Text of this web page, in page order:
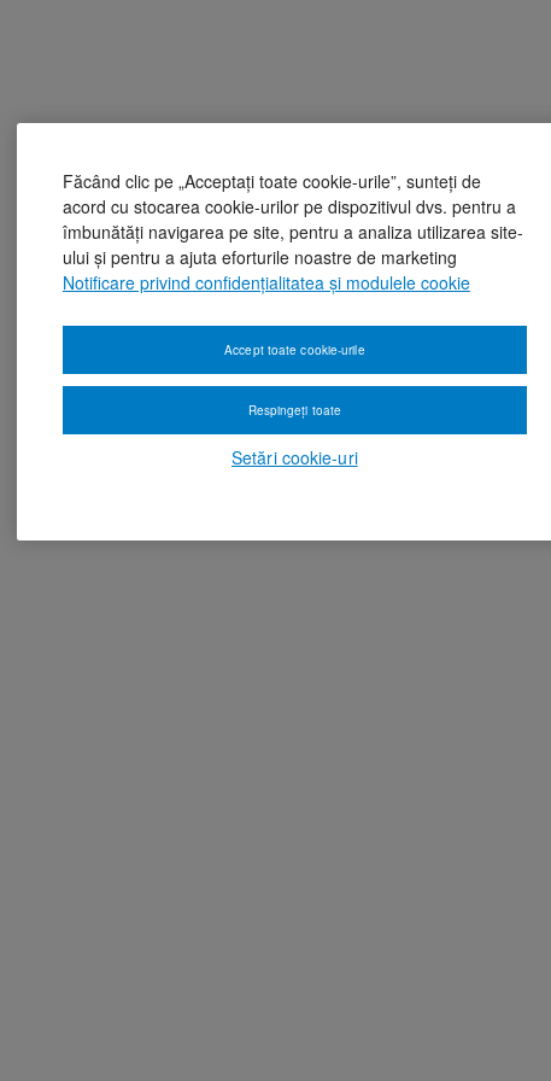
Făcând clic pe „Acceptați toate cookie-urile”, sunteți de
acord cu stocarea cookie-urilor pe dispozitivul dvs. pentru a
îmbunătăți navigarea pe site, pentru a analiza utilizarea site-
ului și pentru a ajuta eforturile noastre de marketing
Notificare privind confidențialitatea și modulele cookie
Setări cookie-uri
Respingeți toate
Accept toate cookie-urile